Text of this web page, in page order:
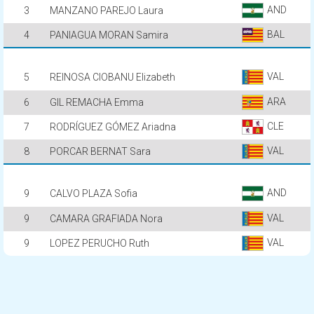
3 MANZANO PAREJO Laura AND
4 PANIAGUA MORAN Samira BAL
5 REINOSA CIOBANU Elizabeth VAL
6 GIL REMACHA Emma ARA
7 RODRÍGUEZ GÓMEZ Ariadna CLE
8 PORCAR BERNAT Sara VAL
9 CALVO PLAZA Sofia AND
9 CAMARA GRAFIADA Nora VAL
9 LOPEZ PERUCHO Ruth VAL